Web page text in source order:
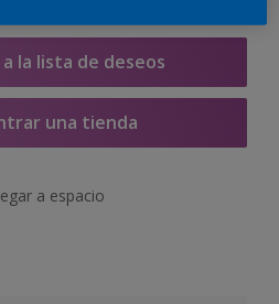
la lista de deseos
una tienda
a espacio